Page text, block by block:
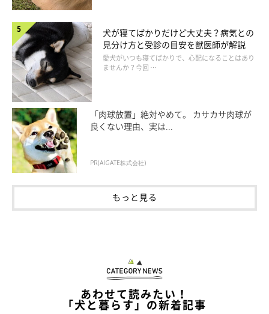
犬が寝てばかりだけど大丈夫？病気との
見分け方と受診の目安を獣医師が解説
愛犬がいつも寝てばかりで、心配になることはあり
ませんか？今回 …
「肉球放置」絶対やめて。 カサカサ肉球が
良くない理由、実は...
PR(AIGATE株式会社)
もっと見る
あわせて読みたい！
「犬と暮らす」の新着記事